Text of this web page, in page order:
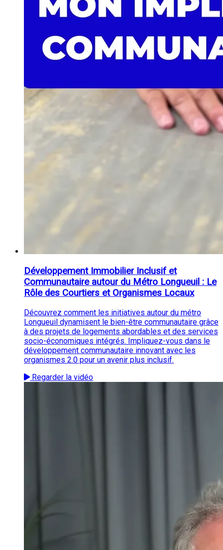
Développement Immobilier Inclusif et
Communautaire autour du Métro Longueuil : Le
Rôle des Courtiers et Organismes Locaux
Découvrez comment les initiatives autour du métro
Longueuil dynamisent le bien-être communautaire grâce
à des projets de logements abordables et des services
socio-économiques intégrés. Impliquez-vous dans le
développement communautaire innovant avec les
organismes 2.0 pour un avenir plus inclusif.
Regarder la vidéo